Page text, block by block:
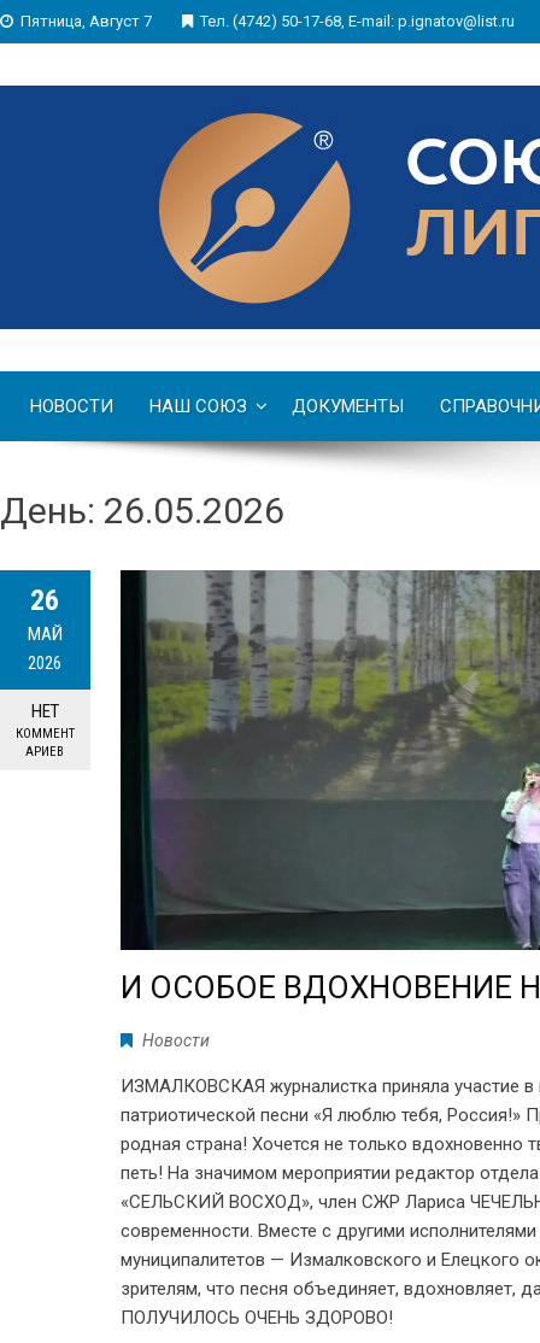
Пятница, Август 7 Тел. (4742) 50-17-68, E-mail: p.ignatov@list.ru
НОВОСТИ НАШ СОЮЗ ДОКУМЕНТЫ
День: 26.05.2026
26
МАЙ
2026
НЕТ
КОММЕНТ
АРИЕВ
И ОСОБОЕ ВДОХНОВЕНИЕ
Новости
ИЗМАЛКОВСКАЯ журналистка приняла участие
патриотической песни «Я люблю тебя, Россия!»
родная страна! Хочется не только вдохновенно
петь! На значимом мероприятии редактор
«СЕЛЬСКИЙ ВОСХОД», член СЖР Лариса
современности. Вместе с другими
муниципалитетов — Измалковского и Елецкого
зрителям, что песня объединяет, вдохновляет,
ПОЛУЧИЛОСЬ ОЧЕНЬ ЗДОРОВО!